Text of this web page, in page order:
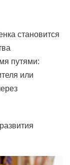
становится
путями:
или